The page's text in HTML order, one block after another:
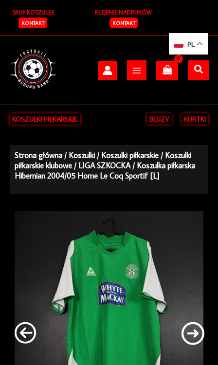
treści
SKUP KOSZULEK
KONTAKT
KLEJENIE NADRUKÓW
KONTAKT
KOSZULKI PIŁKARSKIE BLUZY KURTKI
Strona główna /Koszulki /Koszulki piłkarskie /Koszulki
piłkarskie klubowe /LIGA SZKOCKA/ Koszulka piłkarska
Hibernian 2004/05 Home Le Coq Sportif [L]
PL